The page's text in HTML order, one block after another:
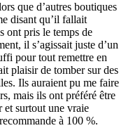
que d’autres boutiques
disant qu’il fallait
ont pris le temps de
il s’agissait juste d’un
pour tout remettre en
plaisir de tomber sur des
Ils auraient pu me faire
mais ils ont préféré être
et surtout une vraie
à 100 %.